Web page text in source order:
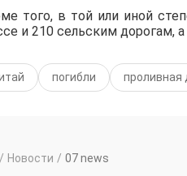
того, в той или иной
и 210 сельским дорогам,
погибли проливная
/ Новости / 07 news